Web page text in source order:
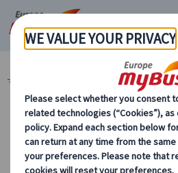
マイバス・ヨーロッパ ハンガリー (14)
カテゴリーから探す
ヨーロッパ・プラ